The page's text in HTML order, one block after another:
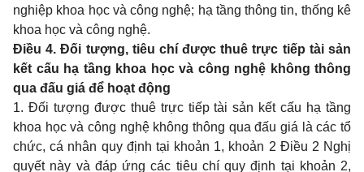
nghiệp khoa học và công nghệ; hạ tầng thông tin, thống kê
khoa học và công nghệ.
Điều 4. Đối tượng, tiêu chí được thuê trực tiếp tài sản
kết cấu hạ tầng khoa học và công nghệ không thông
qua đấu giá để hoạt động
1. Đối tượng được thuê trực tiếp tài sản kết cấu hạ tầng
khoa học và công nghệ không thông qua đấu giá là các tổ
chức, cá nhân quy định tại khoản 1, khoản 2 Điều 2 Nghị
quyết này và đáp ứng các tiêu chí quy định tại khoản 2,